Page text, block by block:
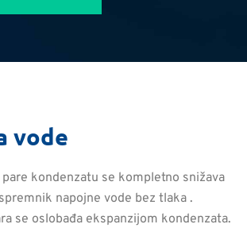
vode
kondenzatu se kompletno snižava
napojne vode bez tlaka .
se oslobađa ekspanzijom kondenzata.